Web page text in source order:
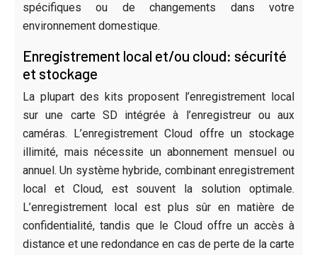
spécifiques ou de changements dans votre
environnement domestique.
Enregistrement local et/ou cloud: sécurité
et stockage
La plupart des kits proposent l’enregistrement local
sur une carte SD intégrée à l’enregistreur ou aux
caméras. L’enregistrement Cloud offre un stockage
illimité, mais nécessite un abonnement mensuel ou
annuel. Un système hybride, combinant enregistrement
local et Cloud, est souvent la solution optimale.
L’enregistrement local est plus sûr en matière de
confidentialité, tandis que le Cloud offre un accès à
distance et une redondance en cas de perte de la carte